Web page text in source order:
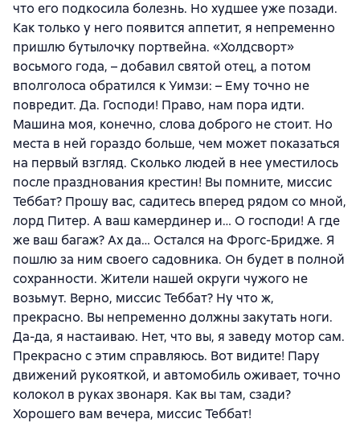
что его подкосила болезнь. Но худшее уже позади.
Как только у него появится аппетит, я непременно
пришлю бутылочку портвейна. «Холдсворт»
восьмого года, – добавил святой отец, а потом
вполголоса обратился к Уимзи: – Ему точно не
повредит. Да. Господи! Право, нам пора идти.
Машина моя, конечно, слова доброго не стоит. Но
места в ней гораздо больше, чем может показаться
на первый взгляд. Сколько людей в нее уместилось
после празднования крестин! Вы помните, миссис
Теббат? Прошу вас, садитесь вперед рядом со мной,
лорд Питер. А ваш камердинер и… О господи! А где
же ваш багаж? Ах да… Остался на Фрогс-Бридже. Я
пошлю за ним своего садовника. Он будет в полной
сохранности. Жители нашей округи чужого не
возьмут. Верно, миссис Теббат? Ну что ж,
прекрасно. Вы непременно должны закутать ноги.
Да-да, я настаиваю. Нет, что вы, я заведу мотор сам.
Прекрасно с этим справляюсь. Вот видите! Пару
движений рукояткой, и автомобиль оживает, точно
колокол в руках звонаря. Как вы там, сзади?
Хорошего вам вечера, миссис Теббат!